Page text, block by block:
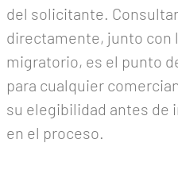
del solicitante.
directamente, junto con
migratorio, es el punto
para cualquier
su elegibilidad antes de
en el proceso.